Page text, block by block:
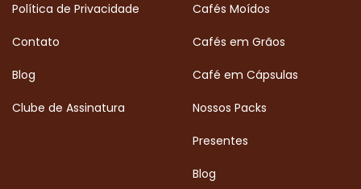
Política de Privacidade
Contato
Blog
Clube de Assinatura
Cafés Moídos
Cafés em Grãos
Café em Cápsulas
Nossos Packs
Presentes
Blog